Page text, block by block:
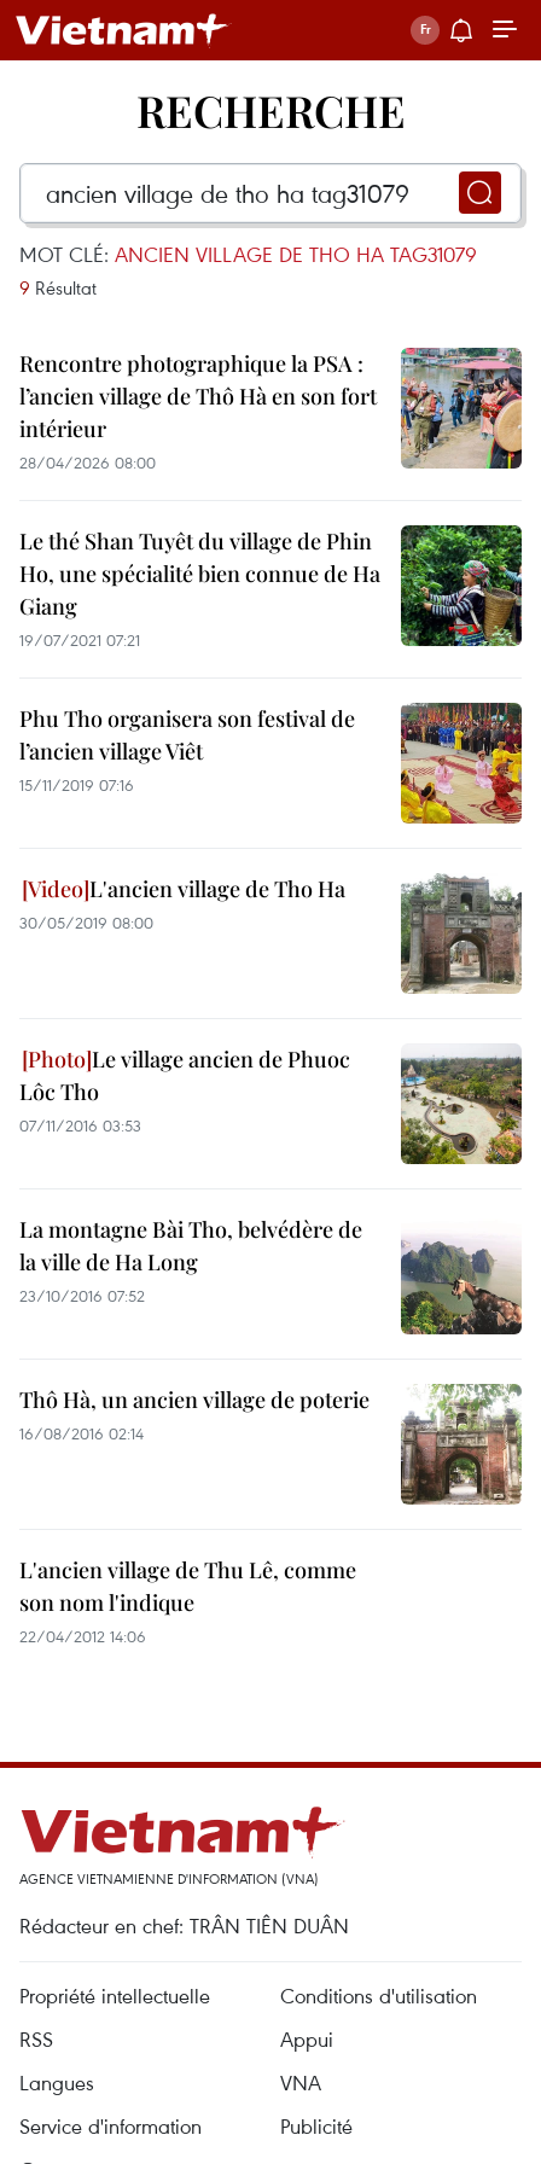
RECHERCHE
MOT CLÉ: ANCIEN VILLAGE DE THO HA TAG31079
9 Résultat
Rencontre photographique la PSA :
l’ancien village de Thô Hà en son fort
intérieur
28/04/2026 08:00
Le thé Shan Tuyêt du village de Phin
Ho, une spécialité bien connue de Ha
Giang
19/07/2021 07:21
Phu Tho organisera son festival de
l’ancien village Viêt
15/11/2019 07:16
L'ancien village de Tho Ha
30/05/2019 08:00
Le village ancien de Phuoc
Lôc Tho
07/11/2016 03:53
La montagne Bài Tho, belvédère de
la ville de Ha Long
23/10/2016 07:52
Thô Hà, un ancien village de poterie
16/08/2016 02:14
L'ancien village de Thu Lê, comme
son nom l'indique
22/04/2012 14:06
AGENCE VIETNAMIENNE D'INFORMATION (VNA)
Rédacteur en chef: TRÂN TIÊN DUÂN
Propriété intellectuelle
Conditions d'utilisation
RSS
Appui
Langues
VNA
Service d'information
Publicité